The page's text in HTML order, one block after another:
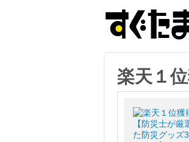
楽天１